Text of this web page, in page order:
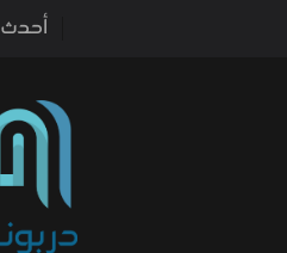
أحدث